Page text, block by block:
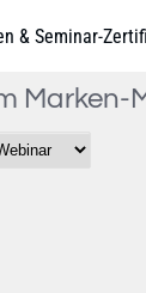
& Seminar-
Marken-